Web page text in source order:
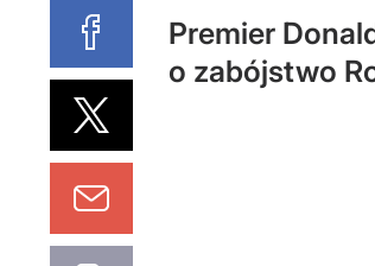
Premier
o zabójstwo